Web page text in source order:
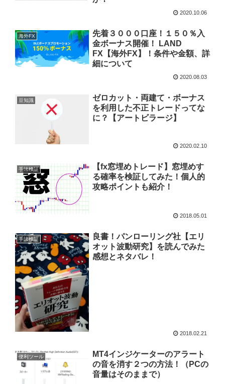
2020.10.06
海外FX
先着３０００口座！１５０％入
金ボーナス開催！ LAND
FX【海外FX】！条件や金額、詳
細について
2020.08.03
豆知識
ゼロカット・両建て・ボーナス
を利用した不正トレードってな
に？【アートビラージ】
2020.02.10
手法検証
【fx窓埋めトレード】窓埋めす
る確率を検証してみた！個人的
攻略ポイントも紹介！
2018.05.01
手法検証
良書！パンローリング社【エリ
オット波動研究】を読んでみた
感想とネタバレ！
2018.02.21
便利ツール
MT4インジケーターのアラート
の音を消す２つの方法！（PCの
音量はそのままで）